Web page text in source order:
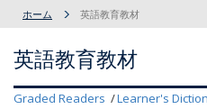
ホーム 英語教育教材
英語教育教材
Graded Readers Learner's